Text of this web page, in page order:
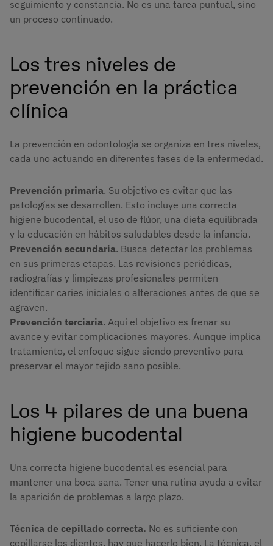
seguimiento y constancia. No es una tarea puntual, sino
un proceso continuado.
Los tres niveles de
prevención en la práctica
clínica
La prevención en odontología se organiza en tres niveles,
cada uno actuando en diferentes fases de la enfermedad.
Prevención primaria. Su objetivo es evitar que las
patologías se desarrollen. Esto incluye una correcta
higiene bucodental, el uso de flúor, una dieta equilibrada
y la educación en hábitos saludables desde la infancia.
Prevención secundaria. Busca detectar los problemas
en sus primeras etapas. Las revisiones periódicas,
radiografías y limpiezas profesionales permiten
identificar caries iniciales o alteraciones antes de que se
agraven.
Prevención terciaria. Aquí el objetivo es frenar su
avance y evitar complicaciones mayores. Aunque implica
tratamiento, el enfoque sigue siendo preventivo para
preservar el mayor tejido sano posible.
Los 4 pilares de una buena
higiene bucodental
Una correcta higiene bucodental es esencial para
mantener una boca sana. Tener una rutina ayuda a evitar
la aparición de problemas a largo plazo.
Técnica de cepillado correcta. No es suficiente con
cepillarse los dientes, hay que hacerlo bien. La técnica, el